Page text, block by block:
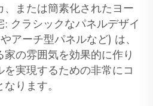
または簡素化されたヨー
クラシックなパネルデザイ
アーチ型パネルなど) は、
の雰囲気を効果的に作り
実現するための非常にコ
ります。